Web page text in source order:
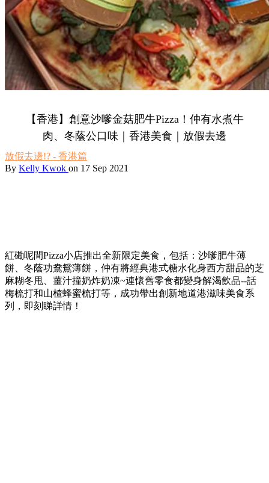
【香港】創意沙嗲金菇肥牛Pizza！仲有水煮牛
肉、冬蔭公口味｜香港美食｜放假去邊
放假去邊!? - 香港篇
By Kelly Kwok on 17 Sep 2021
紅磡呢間Pizza小店推出全新限定美食，包括：沙嗲肥牛薄
餅、冬蔭功鴦鴛薄餅，仲有將經典港式糖水化身西方甜品的芝
麻糊冬甩、薑汁撞奶炸奶凍~連懷舊零食都變身解渴飲品--話
梅梳打和山楂蜂蜜梳打等，成功帶出創新地道港滋味美食系
列，即刻睇詳情！